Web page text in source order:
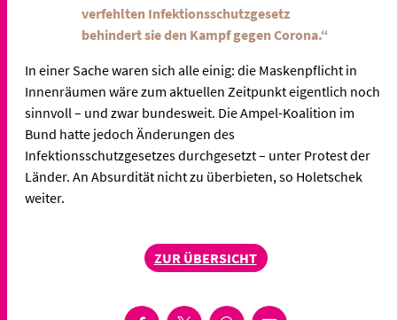
verfehlten Infektionsschutzgesetz
behindert sie den Kampf gegen Corona.“
In einer Sache waren sich alle einig: die Maskenpflicht in
Innenräumen wäre zum aktuellen Zeitpunkt eigentlich noch
sinnvoll – und zwar bundesweit. Die Ampel-Koalition im
Bund hatte jedoch Änderungen des
Infektionsschutzgesetzes durchgesetzt – unter Protest der
Länder. An Absurdität nicht zu überbieten, so Holetschek
weiter.
ZUR ÜBERSICHT